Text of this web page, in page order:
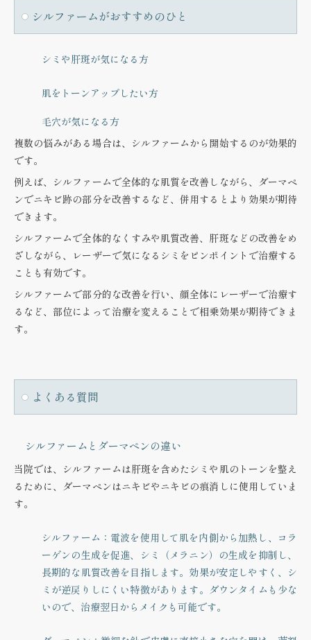
シルファームがおすすめのひと
シミや肝斑が気になる方
肌をトーンアップしたい方
毛穴が気になる方
複数の悩みがある場合は、シルファームから開始するのが効果的
です。
例えば、シルファームで全体的な肌質を改善しながら、ダーマペ
ンでニキビ跡の部分を改善するなど、併用するとより効果が期待
できます。
シルファームで全体的なくすみや肌質改善、肝斑などの改善をめ
ざしながら、レーザーで気になるシミをピンポイントで治療する
ことも有効です。
シルファームで部分的な改善を行い、顔全体にレーザーで治療す
るなど、部位によって治療を変えることで相乗効果が期待できま
す。
よくある質問
シルファームとダーマペンの違い
当院では、シルファームは肝斑を含めたシミや肌のトーンを整え
るために、ダーマペンはニキビやニキビの痕消しに使用していま
す。
シルファーム：電波を使用して肌を内側から加熱し、コラ
ーゲンの生成を促進、シミ（メラニン）の生成を抑制し、
長期的な肌質改善を目指します。効果が安定しやすく、シ
ミが逆戻りしにくい特徴があります。ダウンタイムも少な
いので、治療翌日からメイクも可能です。